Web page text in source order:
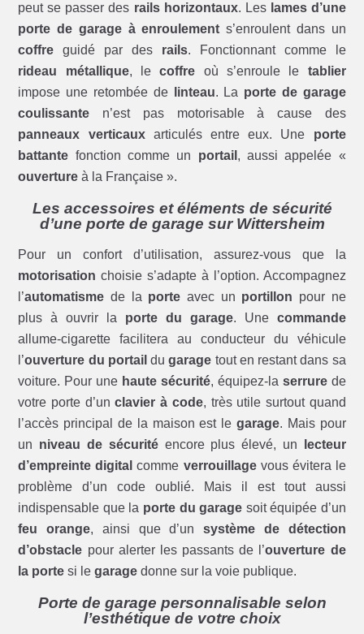
peut se passer des rails horizontaux. Les lames d’une
porte de garage à enroulement s’enroulent dans un
coffre guidé par des rails. Fonctionnant comme le
rideau métallique, lecoffre où s’enroule le tablier
impose une retombée de
linteau. La porte de garage
coulissante n’est pas motorisable à cause des
panneaux verticauxarticulés entre eux. Une porte
battante fonction comme un portail , aussi appelée «
ouverture à la Française ».
Les accessoires et éléments de sécurité
d’une porte de garage sur Wittersheim
Pour un confort d’utilisation, assurez-vous que la
motorisation choisie s’adapte à l’option. Accompagnez
l’automatisme de la porte avec un portillon pour ne
plus à ouvrir la porte du garage. Une commande
allume-cigarette facilitera au conducteur du véhicule
l’ouverture du portail dugarage tout en restant dans sa
voiture. Pour une haute sécurité, équipez-la serrurede
votre porte d’unclavier à code, très utile surtout quand
l’accès principal de la maison est le garage. Mais pour
un niveau de sécuritéencore plus élevé, un
lecteur
d’empreinte digital comme verrouillagevous évitera le
problème d’un code oublié. Mais il est tout aussi
indispensable que la porte du garage soit équipée d’un
feu orange, ainsi que d’unsystème de détection
d’obstacle pour alerter les passants de l’ouverture de
la porte si legarage donne sur la voie publique.
Porte de garage personnalisable selon
l’esthétique de votre choix